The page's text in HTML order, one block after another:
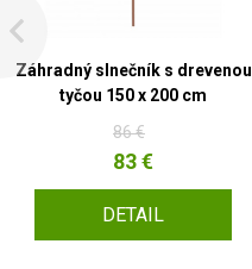
Záhradný slnečník s drevenou
tyčou 150 x 200 cm
86 €
83 €
DETAIL